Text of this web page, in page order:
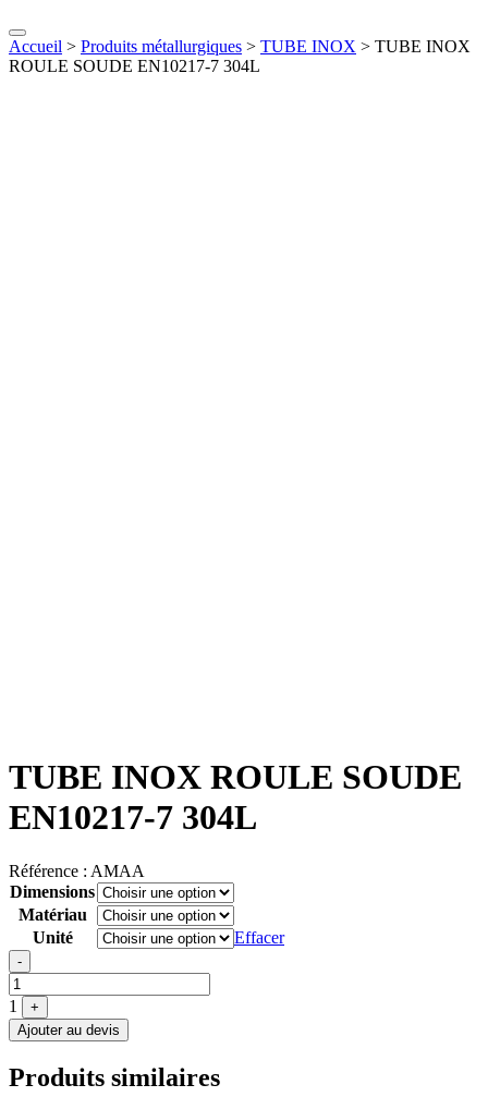
Accueil > Produits métallurgiques > TUBE INOX > TUBE INOX
ROULE SOUDE EN10217-7 304L
TUBE INOX ROULE SOUDE
EN10217-7 304L
Référence : AMAA
Dimensions
Matériau
Unité
Effacer
Quantité
-
1
+
Ajouter au devis
Produits similaires